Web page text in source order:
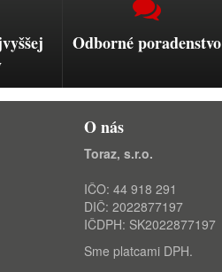
Odborné poradenstvo
O nás
Toraz, s.r.o.
IČO: 44 918 291
DIČ: 2022877197
IČDPH: SK2022877197
Sme platcami DPH.